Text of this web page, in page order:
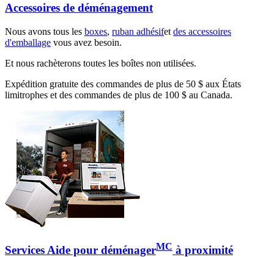
Accessoires de déménagement
Nous avons tous les boxes, ruban adhésifet des accessoires
d'emballage vous avez besoin.
Et nous rachèterons toutes les boîtes non utilisées.
Expédition gratuite des commandes de plus de 50 $ aux États
limitrophes et des commandes de plus de 100 $ au Canada.
Services Aide pour déménagerMC à proximité